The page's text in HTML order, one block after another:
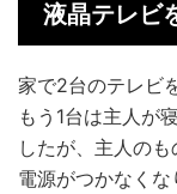
液晶テレビ
家で2台のテレビ
もう1台は主人が
したが、主人の
電源がつかなくな